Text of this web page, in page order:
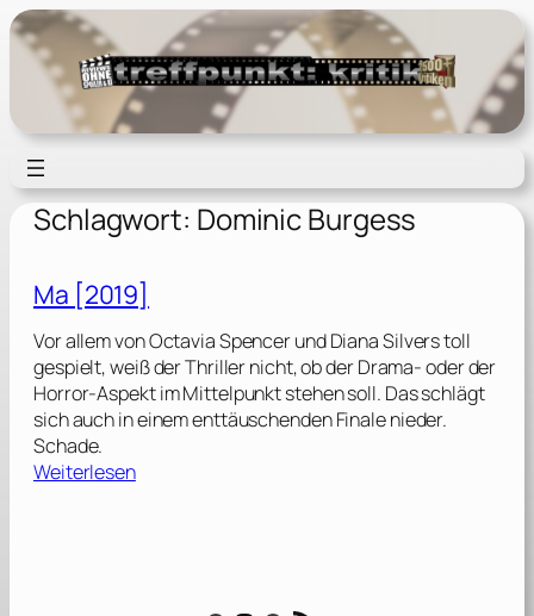
Zum
Inhalt
springen
Schlagwort: Dominic Burgess
Ma [2019]
Vor allem von Octavia Spencer und Diana Silvers toll
gespielt, weiß der Thriller nicht, ob der Drama- oder der
Horror-Aspekt im Mittelpunkt stehen soll. Das schlägt
sich auch in einem enttäuschenden Finale nieder.
Schade.
Weiterlesen: